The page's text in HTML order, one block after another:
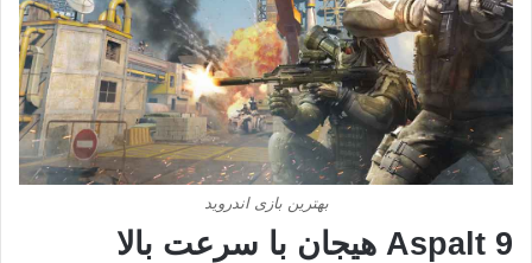
بهترین بازی اندروید
Aspalt 9 هیجان با سرعت بالا